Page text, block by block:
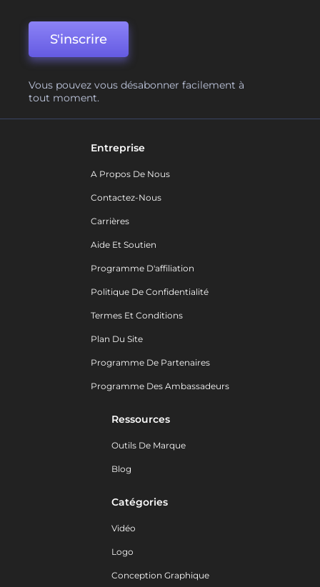
S'inscrire
Vous pouvez vous désabonner facilement à
tout moment.
Entreprise
A Propos De Nous
Contactez-Nous
Carrières
Aide Et Soutien
Programme D'affiliation
Politique De Confidentialité
Termes Et Conditions
Plan Du Site
Programme De Partenaires
Programme Des Ambassadeurs
Ressources
Outils De Marque
Blog
Catégories
Vidéo
Logo
Conception Graphique